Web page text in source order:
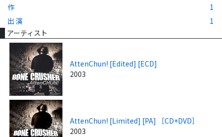
作
1
出演
1
アーティスト
AttenChun! [Edited] [ECD]
2003
AttenChun! [Limited] [PA] ［CD+DVD］
2003